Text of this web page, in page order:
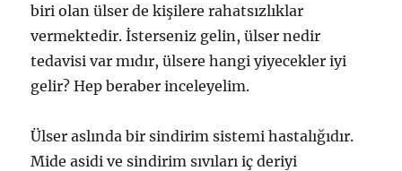
biri olan ülser de kişilere rahatsızlıklar
vermektedir. İsterseniz gelin, ülser nedir
tedavisi var mıdır, ülsere hangi yiyecekler iyi
gelir? Hep beraber inceleyelim.
Ülser aslında bir sindirim sistemi hastalığıdır.
Mide asidi ve sindirim sıvıları iç deriyi